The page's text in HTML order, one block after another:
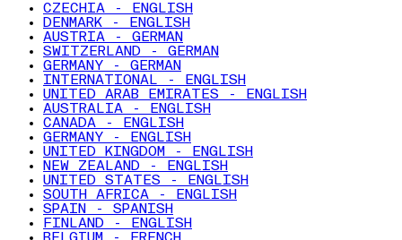
CZECHIA - ENGLISH
DENMARK - ENGLISH
AUSTRIA - GERMAN
SWITZERLAND - GERMAN
GERMANY - GERMAN
INTERNATIONAL - ENGLISH
UNITED ARAB EMIRATES - ENGLISH
AUSTRALIA - ENGLISH
CANADA - ENGLISH
GERMANY - ENGLISH
UNITED KINGDOM - ENGLISH
NEW ZEALAND - ENGLISH
UNITED STATES - ENGLISH
SOUTH AFRICA - ENGLISH
SPAIN - SPANISH
FINLAND - ENGLISH